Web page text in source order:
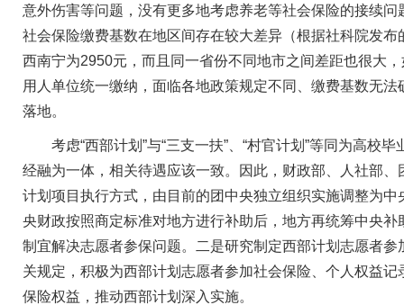
意外伤害等问题，没有更多地考虑养老等社会保险的接续
社会保险缴费基数在地区间存在较大差异（根据社科院发
西南宁为2950元，而且同一省份不同地市之间差距也很大
用人单位统一缴纳，面临各地政策规定不同、缴费基数无
落地。
考虑“西部计划”与“三支一扶”、“村官计划”等同为高校
经融为一体，相关待遇应该一致。因此，财政部、人社部
计划项目执行方式，由目前的团中央独立组织实施调整为
央财政按照商定标准对地方进行补助后，地方再统筹中央
制宜解决志愿者参保问题。二是研究制定西部计划志愿者
关规定，积极为西部计划志愿者参加社会保险、个人权益
保险权益，推动西部计划深入实施。